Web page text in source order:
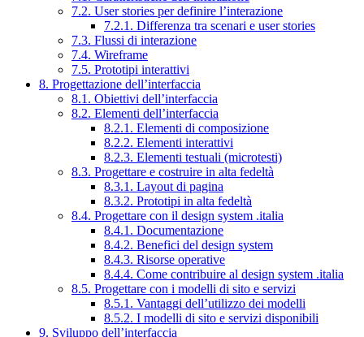
7.2. User stories per definire l’interazione
7.2.1. Differenza tra scenari e user stories
7.3. Flussi di interazione
7.4. Wireframe
7.5. Prototipi interattivi
8. Progettazione dell’interfaccia
8.1. Obiettivi dell’interfaccia
8.2. Elementi dell’interfaccia
8.2.1. Elementi di composizione
8.2.2. Elementi interattivi
8.2.3. Elementi testuali (microtesti)
8.3. Progettare e costruire in alta fedeltà
8.3.1. Layout di pagina
8.3.2. Prototipi in alta fedeltà
8.4. Progettare con il design system .italia
8.4.1. Documentazione
8.4.2. Benefici del design system
8.4.3. Risorse operative
8.4.4. Come contribuire al design system .italia
8.5. Progettare con i modelli di sito e servizi
8.5.1. Vantaggi dell’utilizzo dei modelli
8.5.2. I modelli di sito e servizi disponibili
9. Sviluppo dell’interfaccia